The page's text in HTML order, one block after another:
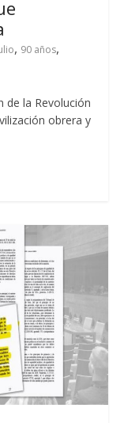
, 90 años,
de la Revolución
obrera y